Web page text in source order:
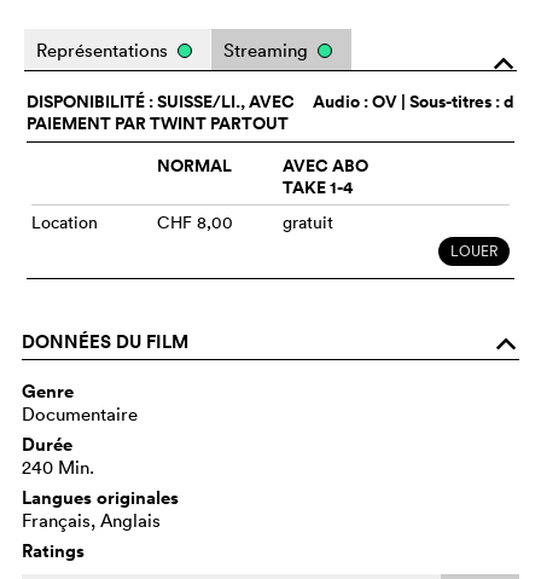
o
Représentations Streaming
Audio :OV | Sous-titres : d
DISPONIBILITÉ : SUISSE/LI., AVEC
PAIEMENT PAR TWINT PARTOUT
NORMAL
AVEC ABO
TAKE 1-4
Location CHF 8,00 gratuit
LOUER
DONNÉES DU FILM o
Genre
Documentaire
Durée
240 Min.
Langues originales
Français, Anglais
Ratings